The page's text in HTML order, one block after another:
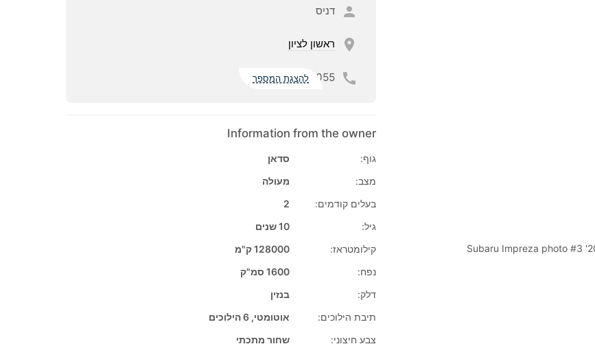
דניס
ראשון לציון
055 להצגת המספר
Information from the owner
גוף:
סדאן
מצב:
מעולה
בעלים קודמים:
2
גיל:
10 שנים
קילומטראז:
128000 ק"מ
נפח:
1600 סמ"ק
דלק:
בנזין
תיבת הילוכים:
אוטומטי, 6 הילוכים
צבע חיצוני:
שחור מתכתי